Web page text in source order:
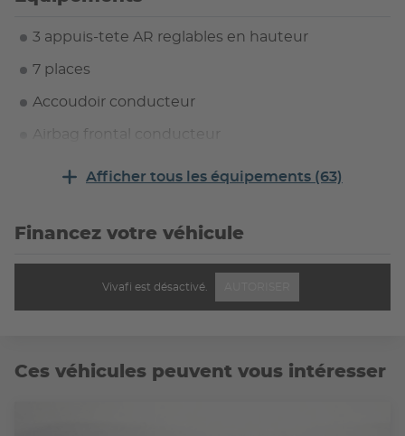
3 appuis-tete AR reglables en hauteur
7 places
Accoudoir conducteur
Airbag frontal conducteur
Airbag frontal passager desactivable
Airbags passager deconnectable
Alerte visuelle et sonore du non bouclage des
ceintures AV
Banquette 2e rangee rabattable avec dossier
Afficher tous les équipements (63)
Financez votre véhicule
Vivafi est désactivé.
Ces véhicules peuvent vous intéresser